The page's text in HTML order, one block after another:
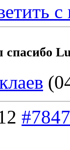
с
cпасибо
#7847